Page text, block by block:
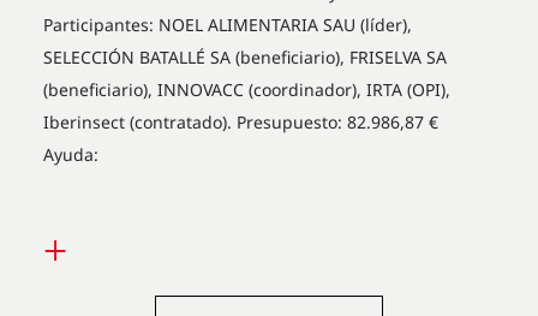
Participantes: NOEL ALIMENTARIA SAU (líder),
SELECCIÓN BATALLÉ SA (beneficiario), FRISELVA SA
(beneficiario), INNOVACC (coordinador), IRTA (OPI),
Iberinsect (contratado). Presupuesto: 82.986,87 €
Ayuda:
+